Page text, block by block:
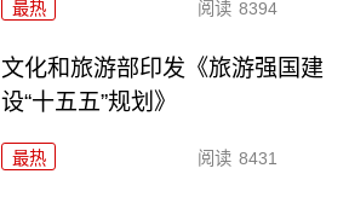
最热 阅读 8394
文化和旅游部印发《旅游强国建
设“十五五”规划》
最热 阅读 8431